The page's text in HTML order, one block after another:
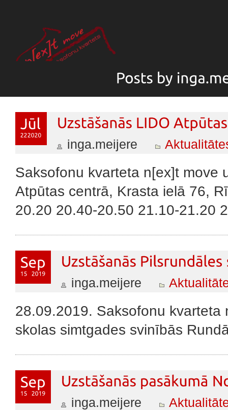
inga.meijere
Saksofonu kvarteta n[ex]t move
Atpūtas centrā, Krasta ielā 76,
20.20 20.40-20.50 21.10-21.20
inga.meijere
28.09.2019. Saksofonu
skolas simtgades svinībās
inga.meijere